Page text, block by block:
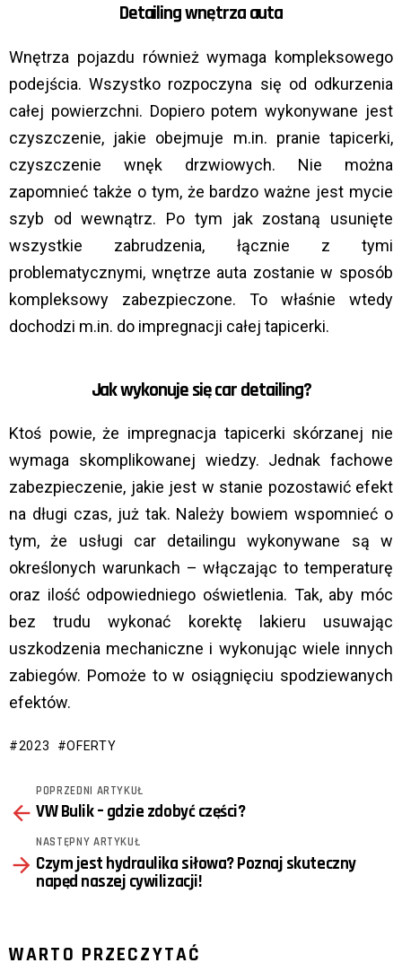
Detailing wnętrza auta
Wnętrza pojazdu również wymaga kompleksowego
podejścia. Wszystko rozpoczyna się od odkurzenia
całej powierzchni. Dopiero potem wykonywane jest
czyszczenie, jakie obejmuje m.in. pranie tapicerki,
czyszczenie wnęk drzwiowych. Nie można
zapomnieć także o tym, że bardzo ważne jest mycie
szyb od wewnątrz. Po tym jak zostaną usunięte
wszystkie zabrudzenia, łącznie z tymi
problematycznymi, wnętrze auta zostanie w sposób
kompleksowy zabezpieczone. To właśnie wtedy
dochodzi m.in. do impregnacji całej tapicerki.
Jak wykonuje się car detailing?
Ktoś powie, że impregnacja tapicerki skórzanej nie
wymaga skomplikowanej wiedzy. Jednak fachowe
zabezpieczenie, jakie jest w stanie pozostawić efekt
na długi czas, już tak. Należy bowiem wspomnieć o
tym, że usługi car detailingu wykonywane są w
określonych warunkach – włączając to temperaturę
oraz ilość odpowiedniego oświetlenia. Tak, aby móc
bez trudu wykonać korektę lakieru usuwając
uszkodzenia mechaniczne i wykonując wiele innych
zabiegów. Pomoże to w osiągnięciu spodziewanych
efektów.
2023 OFERTY
more
POPRZEDNI ARTYKUŁ
VW Bulik – gdzie zdobyć części?
NASTĘPNY ARTYKUŁ
Czym jest hydraulika siłowa? Poznaj skuteczny
napęd naszej cywilizacji!
WARTO PRZECZYTAĆ